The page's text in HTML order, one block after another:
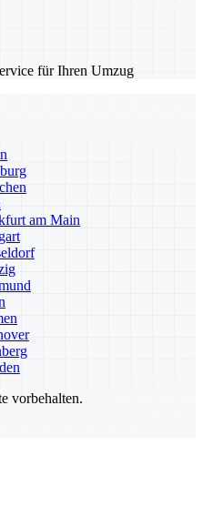
für Ihren Umzug
am Main
vorbehalten.